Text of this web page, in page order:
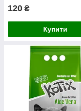
120 ₴
Купити